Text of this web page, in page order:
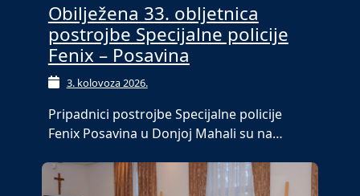
Obilježena 33. obljetnica
postrojbe Specijalne policije
Fenix – Posavina
3. kolovoza 2026.
Pripadnici postrojbe Specijalne policije
Fenix Posavina u Donjoj Mahali su na…